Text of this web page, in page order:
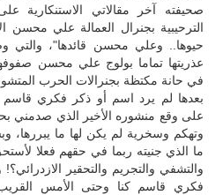
صحيفته آخر مقالاتي الاستنكارية
الترحيبية بجنرال العمالة علي محسن
حيوها.. وعلي محسن قائدها"، والتي
عذريتها تماما بولوج علي محسن
في حانة مكتظة بجنرالات الحرب
بعدها لم يرد اسم أو ذكر فكري قاسم
على وقع منشوره الأخير الذي صدمني
وتهكم وسخرية لم يكن لها ما
ما الذي جنيته ربما في حقهم فعلا
والتشفي والتجريم والتحقير
فكري قاسم كنا وحتى الأمس